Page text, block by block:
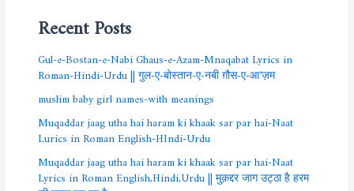
Recent Posts
Gul-e-Bostan-e-Nabi Ghaus-e-Azam-Mnaqabat Lyrics in
Roman-Hindi-Urdu || गुल-ए-बोस्तान-ए-नबी ग़ौस-ए-आ’ज़म
muslim baby girl names-with meanings
Muqaddar jaag utha hai haram ki khaak sar par hai-Naat
Lurics in Roman English-HIndi-Urdu
Muqaddar jaag utha hai haram ki khaak sar par hai-Naat
Lyrics in Roman English,Hindi,Urdu || मुक़द्दर जाग उट्ठा है हरम